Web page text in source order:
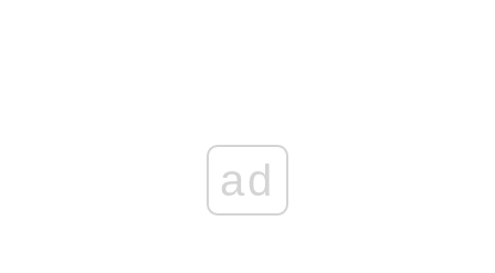
ad